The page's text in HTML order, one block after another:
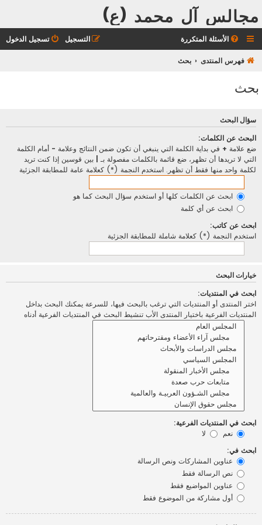
مجالس آل محمد (ع)
الأسئلة المتكررة تسجيل الدخول التسجيل
فهرس المنتدى بحث
بحث
سؤال البحث
البحث عن الكلمات:
ضع علامة + في بداية الكلمة التي ينبغي أن تكون ضمن النتائج وعلامة - أمام الكلمة
التي لا تريدها أن تظهر، ضع قائمة بالكلمات مفصولة بـ
بين قوسين إذا كنت تريد
لكلمة واحد منها فقط أن تظهر. استخدم النجمة (*) كعلامة عامة للمطابقة الجزئية
ابحث عن الكلمات كلها أو استخدم سؤال البحث كما هو
ابحث عن أي كلمة
ابحث عن كاتب:
استخدم النجمة (*) كعلامة شاملة للمطابقة الجزئية
خيارات البحث
ابحث في المنتديات:
اختر المنتدى أو المنتديات التي ترغب بالبحث فيها، للسرعة يمكنك البحث بداخل
المنتديات الفرعية باختيار المنتدى الأب تنشيط البحث في المنتديات الفرعية أدناه
ابحث في المنتديات الفرعية:
نعم
لا
ابحث في:
عناوين المشاركات ونص الرسالة
نص الرسالة فقط
عناوين المواضيع فقط
أول مشاركة من الموضوع فقط